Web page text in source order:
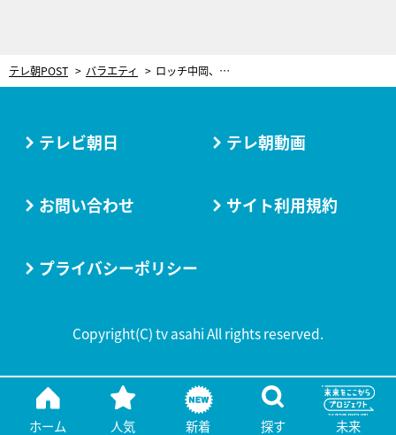
テレ朝POST バラエティ ロッチ中岡、過酷な海外ロケの裏側を暴露！「どこにおるんかわからんようになる」
ホーム 人気 新着 探す 未来
テレビ朝日 テレ朝動画
お問い合わせ サイト利用規約
プライバシーポリシー
Copyright(C) tv asahi All rights reserved.